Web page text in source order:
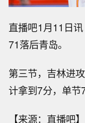
直播吧1月11日
71落后青岛。
第三节，吉林进
计拿到7分，单节
【来源：直播吧】